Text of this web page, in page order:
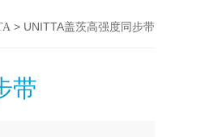
> UNITTA盖茨高强度同步带
带